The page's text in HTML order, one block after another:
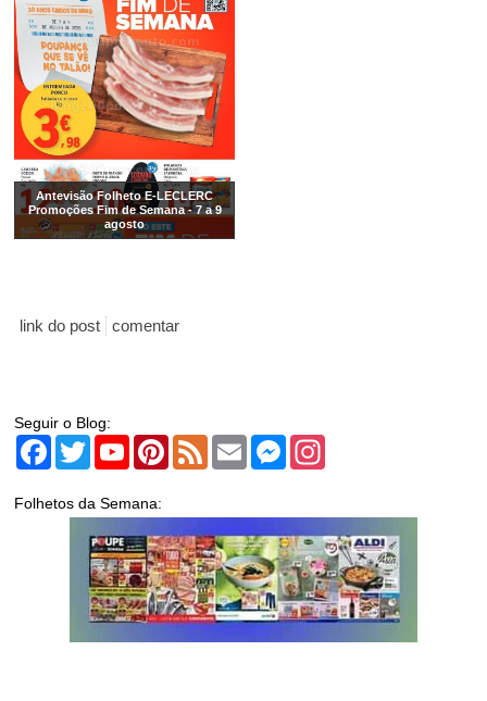
Antevisão Folheto E-LECLERC
Promoções Fim de Semana - 7 a 9
agosto
link do post comentar
Seguir o Blog:
Facebook
TwitterYouTubePinterest
Feed Email Messenger
Folhetos da Semana: